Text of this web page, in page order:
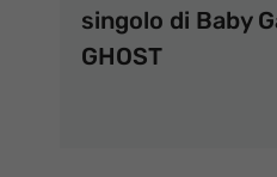
singolo di Baby
GHOST